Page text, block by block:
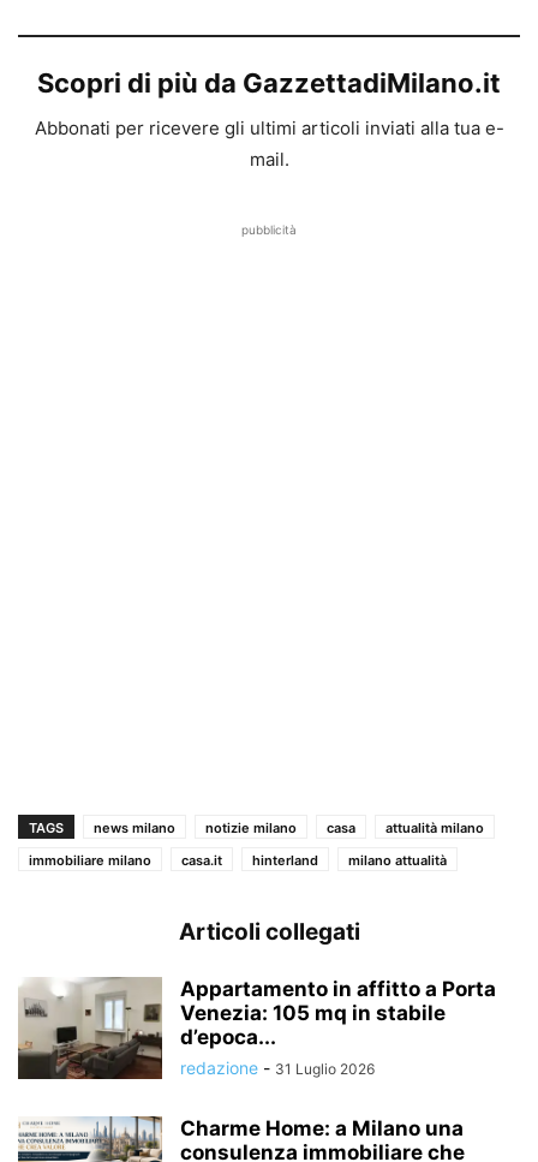
Scopri di più da GazzettadiMilano.it
Abbonati per ricevere gli ultimi articoli inviati alla tua e-
mail.
pubblicità
TAGS news milano notizie milano casa
attualità milano
immobiliare milano
casa.it hinterland milano attualità
Articoli collegati
Appartamento in affitto a Porta
Venezia: 105 mq in stabile
d’epoca...
redazione - 31 Luglio 2026
Charme Home: a Milano una
consulenza immobiliare che